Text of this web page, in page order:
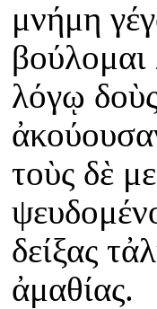
μνήμη
βούλομαι
λόγῳ
τοὺς δὲ
δείξας
ἀμαθίας.